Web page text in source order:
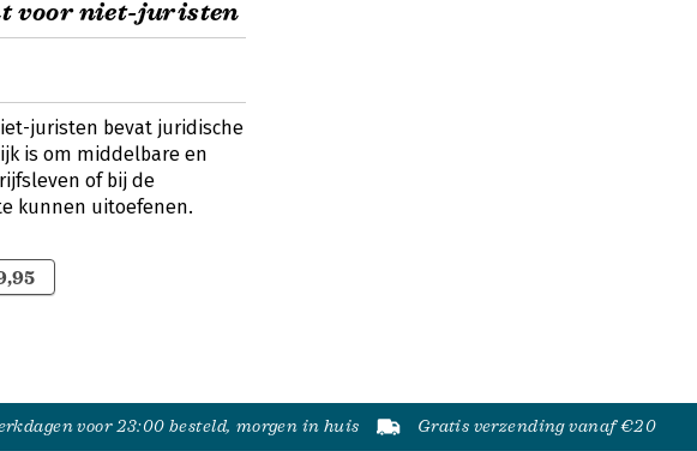
voor niet-juristen
juristen bevat juridische
is om middelbare en
of bij de
kunnen uitoefenen.
voor 23:00 besteld, morgen in huis Gratis verzending vanaf €20